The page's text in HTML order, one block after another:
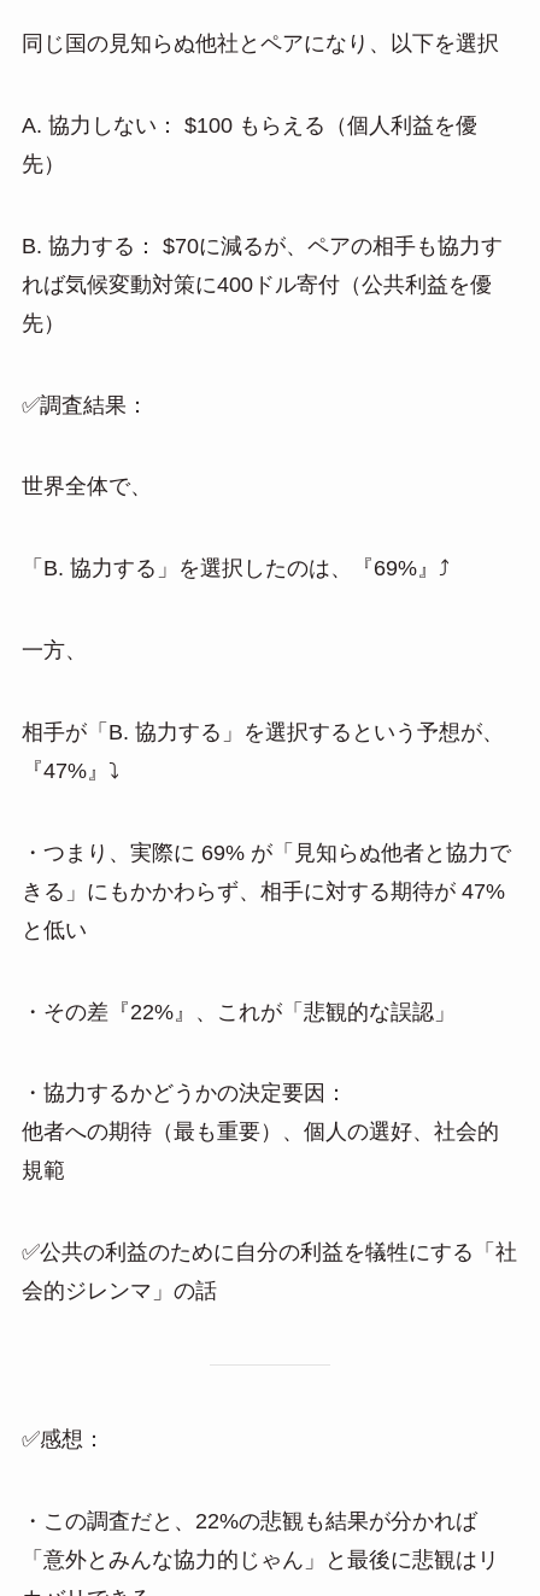
同じ国の見知らぬ他社とペアになり、以下を選択
A. 協力しない： $100 もらえる（個人利益を優
先）
B. 協力する： $70に減るが、ペアの相手も協力す
れば気候変動対策に400ドル寄付（公共利益を優
先）
✅調査結果：
世界全体で、
「B. 協力する」を選択したのは、『69%』⤴️
一方、
相手が「B. 協力する」を選択するという予想が、
『47%』⤵️
・つまり、実際に 69% が「見知らぬ他者と協力で
きる」にもかかわらず、相手に対する期待が 47%
と低い
・その差『22%』、これが「悲観的な誤認」
・協力するかどうかの決定要因：
他者への期待（最も重要）、個人の選好、社会的
規範
✅公共の利益のために自分の利益を犠牲にする「社
会的ジレンマ」の話
✅感想：
・この調査だと、22%の悲観も結果が分かれば
「意外とみんな協力的じゃん」と最後に悲観はリ